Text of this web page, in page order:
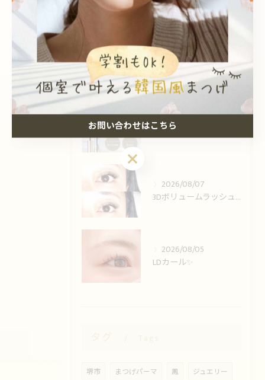
学割
最近の投稿 Recent Posts
2026/08/08
束感♪♪
2026/08/07
3Dボリュームラッシュ🌟
2026/08/05
LDカール✨️
タグ Tags
堺市 まつげパーマ 鳳 ジュエリー
お問い合わせはこちら
お問い合わせはこちら